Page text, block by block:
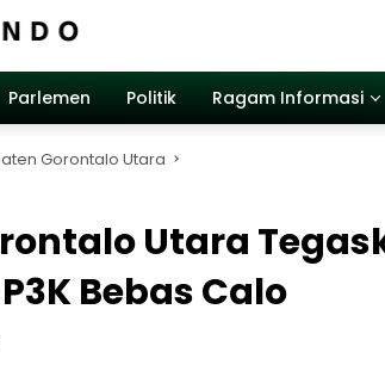
Parlemen Politik Ragam Informasi
Gorontalo Utara
Utara
Bebas Calo